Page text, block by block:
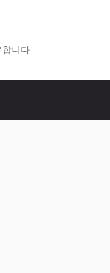
합니다